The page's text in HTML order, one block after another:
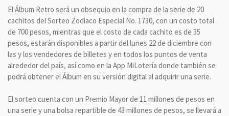
El Álbum Retro será un obsequio en la compra de la serie de 20
cachitos del Sorteo Zodiaco Especial No. 1730, con un costo total
de 700 pesos, mientras que el costo de cada cachito es de 35
pesos, estarán disponibles a partir del lunes 22 de diciembre con
las y los vendedores de billetes y en todos los puntos de venta
alrededor del país, así como en la App MiLotería donde también se
podrá obtener el Álbum en su versión digital al adquirir una serie.
El sorteo cuenta con un Premio Mayor de 11 millones de pesos en
una serie y una bolsa repartible de 43 millones de pesos, se llevará a